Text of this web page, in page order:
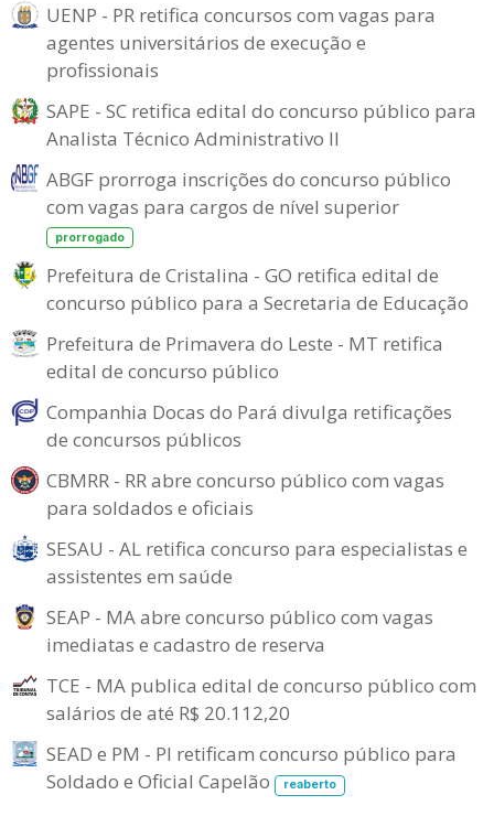
UENP - PR retifica concursos com vagas para
agentes universitários de execução e
profissionais
SAPE - SC retifica edital do concurso público para
Analista Técnico Administrativo II
ABGF prorroga inscrições do concurso público
com vagas para cargos de nível superior
prorrogado
Prefeitura de Cristalina - GO retifica edital de
concurso público para a Secretaria de Educação
Prefeitura de Primavera do Leste - MT retifica
edital de concurso público
Companhia Docas do Pará divulga retificações
de concursos públicos
CBMRR - RR abre concurso público com vagas
para soldados e oficiais
SESAU - AL retifica concurso para especialistas e
assistentes em saúde
SEAP - MA abre concurso público com vagas
imediatas e cadastro de reserva
TCE - MA publica edital de concurso público com
salários de até R$ 20.112,20
SEAD e PM - PI retificam concurso público para
Soldado e Oficial Capelão
reaberto